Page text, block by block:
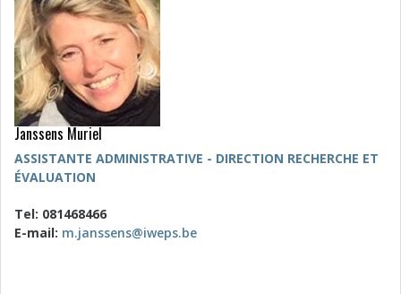
Janssens Muriel
ASSISTANTE ADMINISTRATIVE - DIRECTION RECHERCHE ET
ÉVALUATION
Tel: 081468466
E-mail: m.janssens@iweps.be